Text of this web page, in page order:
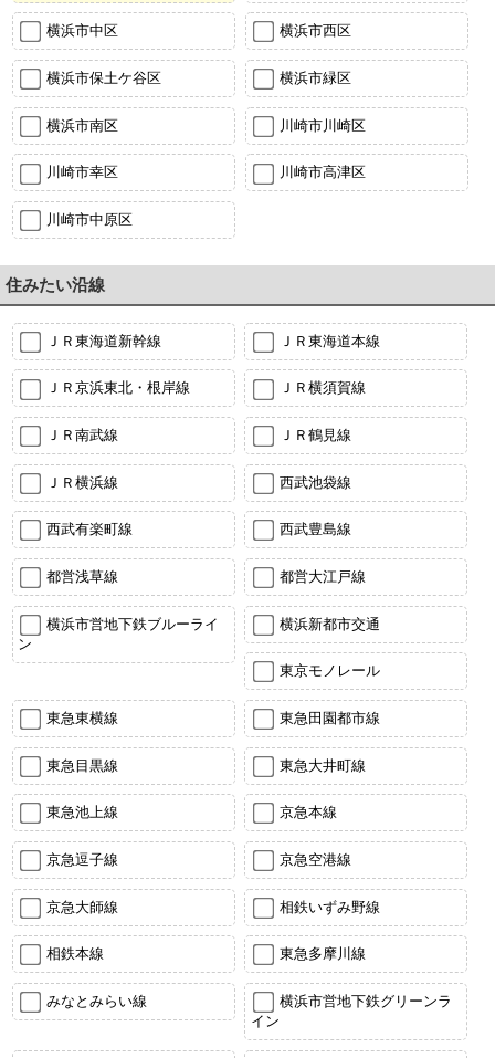
横浜市中区 横浜市西区
横浜市保土ケ谷区 横浜市緑区
横浜市南区 川崎市川崎区
川崎市幸区 川崎市高津区
川崎市中原区
住みたい沿線
ＪＲ東海道新幹線 ＪＲ東海道本線
ＪＲ京浜東北・根岸線 ＪＲ横須賀線
ＪＲ南武線 ＪＲ鶴見線
ＪＲ横浜線 西武池袋線
西武有楽町線 西武豊島線
都営浅草線 都営大江戸線
横浜市営地下鉄ブルーライ
ン
横浜新都市交通
東京モノレール
東急東横線 東急田園都市線
東急目黒線 東急大井町線
東急池上線 京急本線
京急逗子線 京急空港線
京急大師線 相鉄いずみ野線
相鉄本線 東急多摩川線
みなとみらい線
横浜市営地下鉄グリーンラ
イン